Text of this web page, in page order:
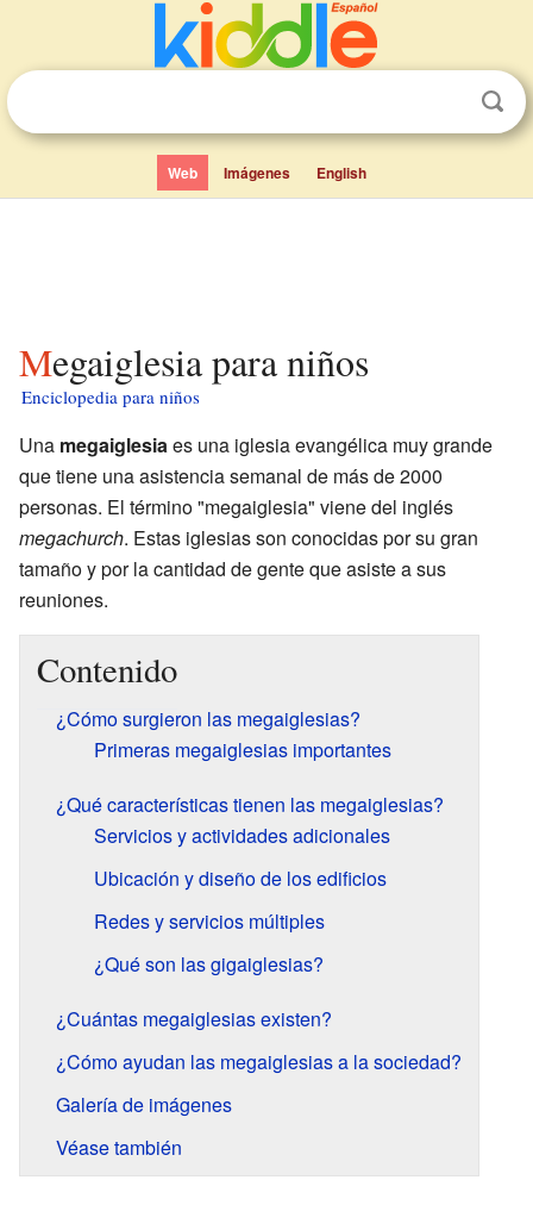
Web Imágenes English
Megaiglesia para niños
Enciclopedia para niños
Una megaiglesiaes una iglesia evangélica muy grande
que tiene una asistencia semanal de más de 2000
personas. El término "megaiglesia" viene del inglés
megachurch. Estas iglesias son conocidas por su gran
tamaño y por la cantidad de gente que asiste a sus
reuniones.
Contenido
¿Cómo surgieron las megaiglesias?
Primeras megaiglesias importantes
¿Qué características tienen las megaiglesias?
Servicios y actividades adicionales
Ubicación y diseño de los edificios
Redes y servicios múltiples
¿Qué son las gigaiglesias?
¿Cuántas megaiglesias existen?
¿Cómo ayudan las megaiglesias a la sociedad?
Galería de imágenes
Véase también